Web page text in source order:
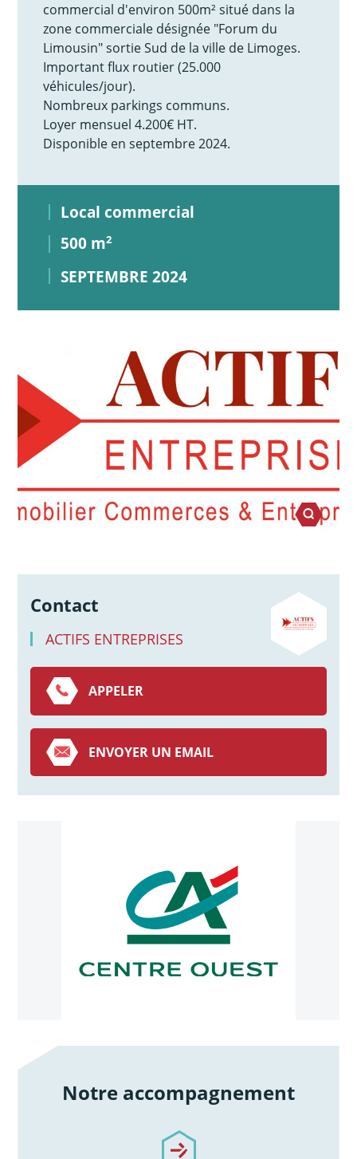
commercial d'environ 500m² situé dans la
zone commerciale désignée "Forum du
Limousin" sortie Sud de la ville de Limoges.
Important flux routier (25.000
véhicules/jour).
Nombreux parkings communs.
Loyer mensuel 4.200€ HT.
Disponible en septembre 2024.
Local commercial
500 m2
SEPTEMBRE 2024
Contact
ACTIFS ENTREPRISES
APPELER
ENVOYER UN EMAIL
Notre accompagnement
/notre-accompagnement